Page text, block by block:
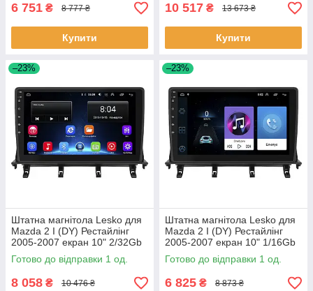
6 751 ₴ 8 777 ₴
Купити
10 517 ₴ 13 673 ₴
Купити
–23%
Штатна магнітола Lesko для
Mazda 2 I (DY) Рестайлінг
2005-2007 екран 10" 2/32Gb
Wi-Fi GPS Base 1 шт.
Готово до відправки 1 од.
8 058 ₴ 10 476 ₴
–23%
Штатна магнітола Lesko для
Mazda 2 I (DY) Рестайлінг
2005-2007 екран 10" 1/16Gb
Wi-Fi GPS Base 1 шт.
Готово до відправки 1 од.
6 825 ₴ 8 873 ₴